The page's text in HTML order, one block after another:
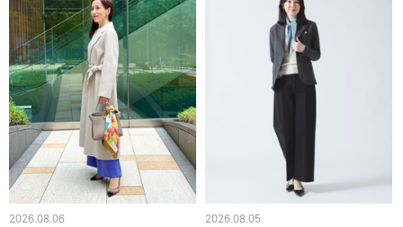
2026.08.06 2026.08.05